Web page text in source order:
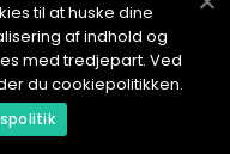
til at huske dine
af indhold og
med tredjepart. Ved
du cookiepolitikken.